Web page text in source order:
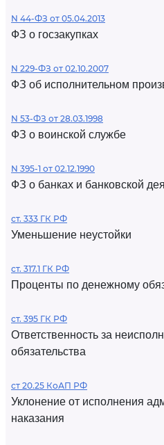
N 44-ФЗ от 05.04.2013
ФЗ о госзакупках
N 229-ФЗ от 02.10.2007
ФЗ об исполнительном
N 53-ФЗ от 28.03.1998
ФЗ о воинской службе
N 395-1 от 02.12.1990
ФЗ о банках и банковской
ст. 333 ГК РФ
Уменьшение неустойки
ст. 317.1 ГК РФ
Проценты по денежному
ст. 395 ГК РФ
Ответственность за
обязательства
ст 20.25 КоАП РФ
Уклонение от исполнения
наказания